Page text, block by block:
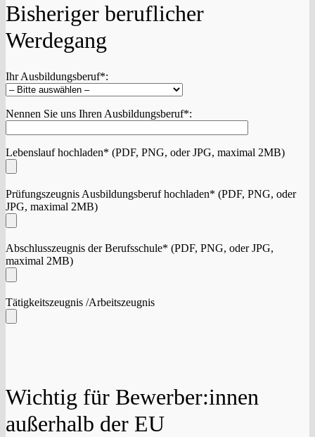
Bisheriger beruflicher
Werdegang
Ihr Ausbildungsberuf*:
Nennen Sie uns Ihren Ausbildungsberuf*:
Lebenslauf hochladen* (PDF, PNG, oder JPG, maximal 2MB)
Prüfungszeugnis Ausbildungsberuf hochladen* (PDF, PNG, oder
JPG, maximal 2MB)
Abschlusszeugnis der Berufsschule* (PDF, PNG, oder JPG,
maximal 2MB)
Tätigkeitszeugnis /Arbeitszeugnis
Wichtig für Bewerber:innen
außerhalb der EU